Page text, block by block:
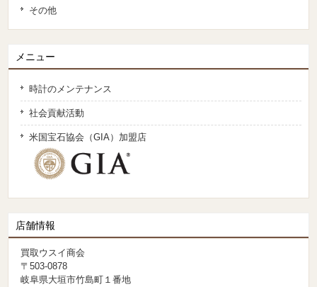
その他
メニュー
時計のメンテナンス
社会貢献活動
米国宝石協会（GIA）加盟店
店舗情報
買取ウスイ商会
〒503-0878
岐阜県大垣市竹島町１番地